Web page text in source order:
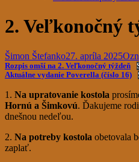
2. Veľkonočný
Šimon Štefanko27. apríla 2025
Rozpis omší na 2. Veľkonočný týždeň
Aktuálne vydanie Poverella (číslo 16)
1. Na upratovanie kostola
Hornú a Šimkovú. Ďakujeme
dnešnou nedeľou.
2. Na potreby kostola obetovala
zaplať.